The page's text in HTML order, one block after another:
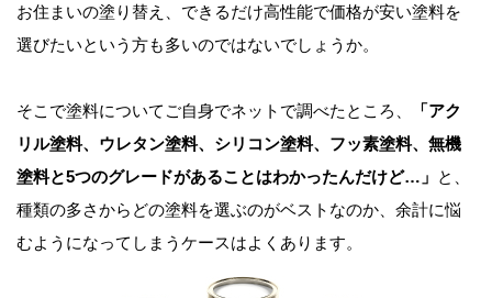
お住まいの塗り替え、できるだけ高性能で価格が安い塗料を
選びたいという方も多いのではないでしょうか。
そこで塗料についてご自身でネットで調べたところ、
「アク
リル塗料、ウレタン塗料、シリコン塗料、フッ素塗料、無機
塗料と5つのグレードがあることはわかったんだけど…」 と、
種類の多さからどの塗料を選ぶのがベストなのか、余計に悩
むようになってしまうケースはよくあります。